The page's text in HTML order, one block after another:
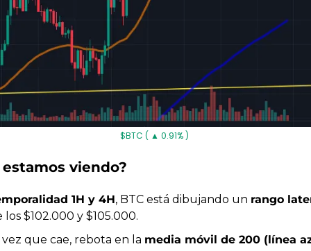
$BTC ( ▲ 0.91% )
viendo?
1H y 4H, BTC está dibujando un rango
$102.000 y $105.000.
vez que cae, rebota en la media móvil de 200 (línea